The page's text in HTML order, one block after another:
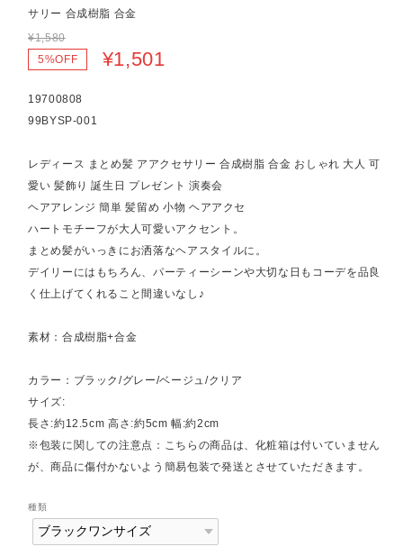
サリー 合成樹脂 合金
¥1,580
5%OFF
¥1,501
19700808
99BYSP-001
レディース まとめ髪 アアクセサリー 合成樹脂 合金 おしゃれ 大人 可
愛い 髪飾り 誕生日 プレゼント 演奏会
ヘアアレンジ 簡単 髪留め 小物 ヘアアクセ
ハートモチーフが大人可愛いアクセント。
まとめ髪がいっきにお洒落なヘアスタイルに。
デイリーにはもちろん、パーティーシーンや大切な日もコーデを品良
く仕上げてくれること間違いなし♪
素材：合成樹脂+合金
カラー：ブラック/グレー/ベージュ/クリア
サイズ:
長さ:約12.5cm 高さ:約5cm 幅:約2cm
※包装に関しての注意点：こちらの商品は、化粧箱は付いていません
が、商品に傷付かないよう簡易包装で発送とさせていただきます。
種類